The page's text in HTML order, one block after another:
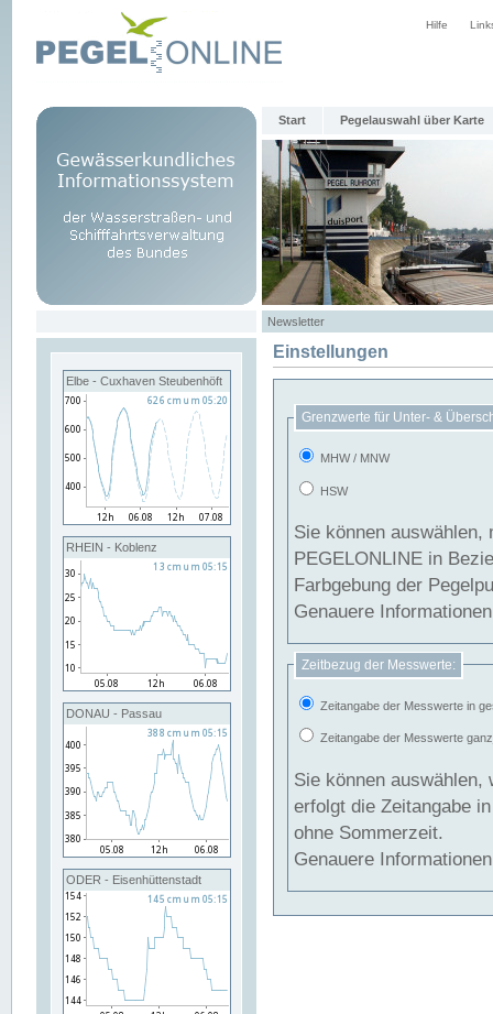
Hilfe
Start Pegelauswahl über Karte
Newsletter
Elbe - Cuxhaven Steubenhöft
RHEIN - Koblenz
DONAU - Passau
ODER - Eisenhüttenstadt
Einstellungen
Grenzwerte für Unter- &
MHW / MNW
HSW
Sie können
PEGELONLINE in Beziehung
Farbgebung der
Genauere
Zeitbezug der Messwerte:
Zeitangabe der Messwerte in
Zeitangabe der Messwerte
Sie können auswählen,
erfolgt die Zeitangabe
ohne Sommerzeit.
Genauere